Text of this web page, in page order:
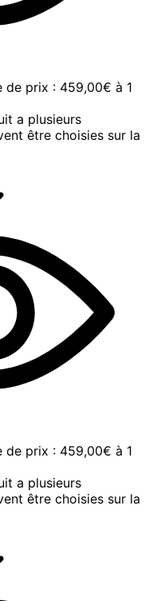
de prix : 459,00€ à 1
a plusieurs
être choisies sur la
de prix : 459,00€ à 1
a plusieurs
être choisies sur la